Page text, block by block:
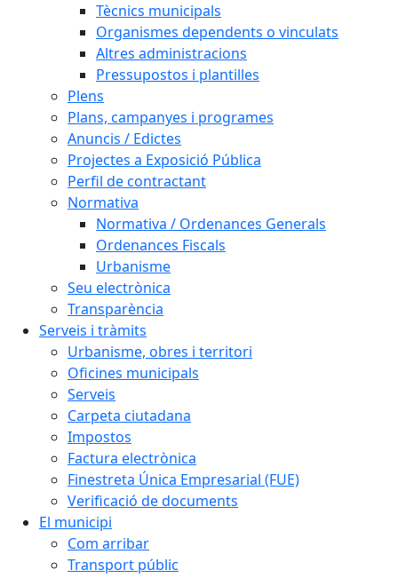
Tècnics municipals
Organismes dependents o vinculats
Altres administracions
Pressupostos i plantilles
Plens
Plans, campanyes i programes
Anuncis / Edictes
Projectes a Exposició Pública
Perfil de contractant
Normativa
Normativa / Ordenances Generals
Ordenances Fiscals
Urbanisme
Seu electrònica
Transparència
Serveis i tràmits
Urbanisme, obres i territori
Oficines municipals
Serveis
Carpeta ciutadana
Impostos
Factura electrònica
Finestreta Única Empresarial (FUE)
Verificació de documents
El municipi
Com arribar
Transport públic